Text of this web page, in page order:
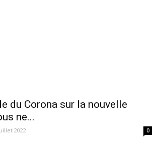
du Corona sur la nouvelle
ne...
2022 0